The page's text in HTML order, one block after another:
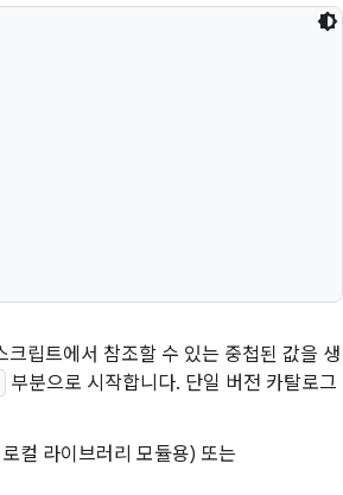
립트에서 참조할 수 있는 중첩된 값을 생
부분으로 시작합니다. 단일 버전 카탈로그
컬 라이브러리 모듈용) 또는